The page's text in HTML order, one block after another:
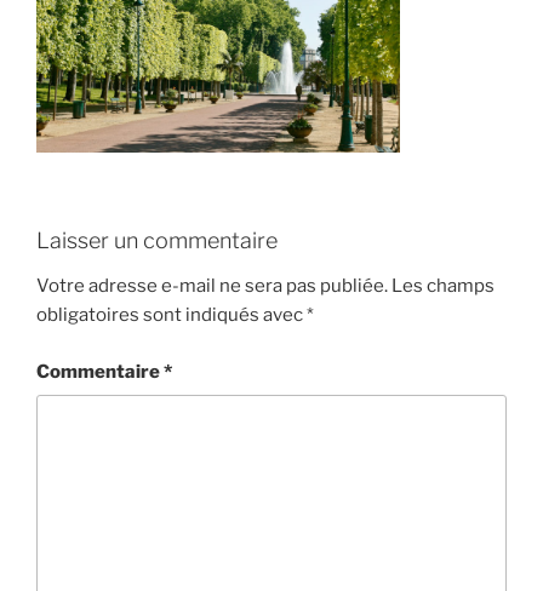
Laisser un commentaire
Votre adresse e-mail ne sera pas publiée. Les champs
obligatoires sont indiqués avec*
Commentaire*